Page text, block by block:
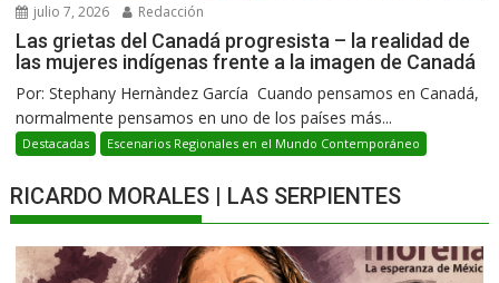
julio 7, 2026 Redacción
Las grietas del Canadá progresista – la realidad de
las mujeres indígenas frente a la imagen de Canadá
Por: Stephany Hernàndez García Cuando pensamos en Canadá,
normalmente pensamos en uno de los países más...
Destacadas Escenarios Regionales en el Mundo Contemporáneo
RICARDO MORALES | LAS SERPIENTES